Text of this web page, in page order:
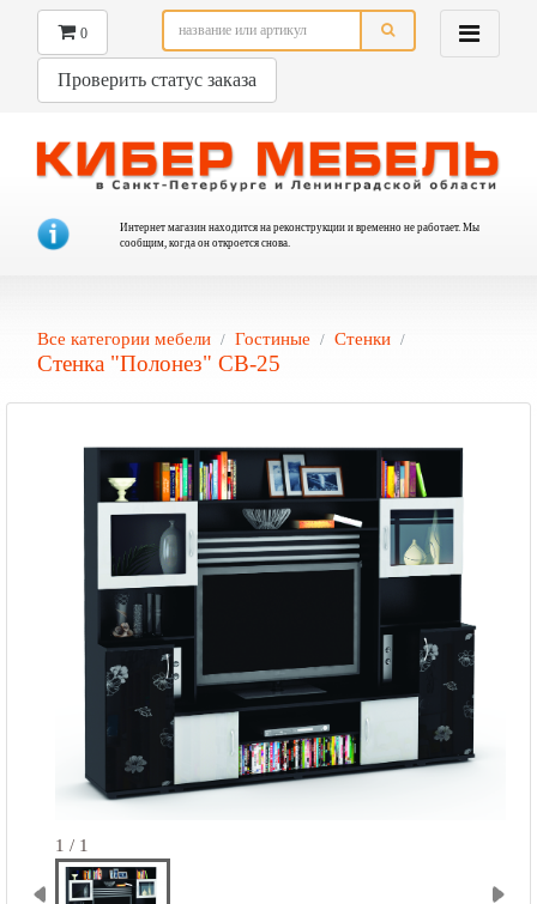
0
Проверить статус заказа
Интернет магазин находится на реконструкции и временно не работает. Мы
сообщим, когда он откроется снова.
Все категории мебели Гостиные Стенки
Стенка "Полонез" СВ-25
1 / 1